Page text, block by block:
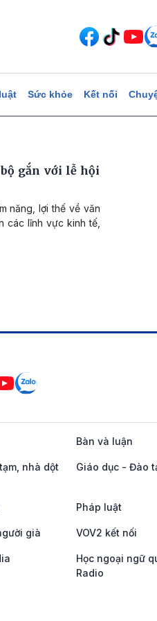
Sức khỏe Kết nối
gắn với lễ hội
năng, lợi thế về văn
các lĩnh vực kinh tế,
Bàn và luận
nhà dột
Giáo dục - Đào
Pháp luật
già VOV2 kết nối
Học ngoại ngữ
Radio